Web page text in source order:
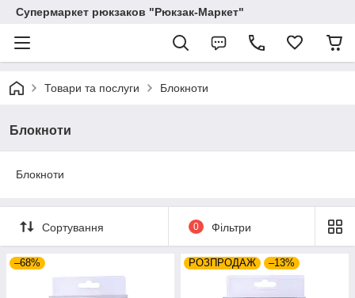
Супермаркет рюкзаков "Рюкзак-Маркет"
Товари та послуги Блокноти
Блокноти
Блокноти
Сортування 0 Фільтри
–68% РОЗПРОДАЖ –13%